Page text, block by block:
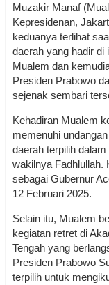
Muzakir Manaf
Kepresidenan,
keduanya terlihat
daerah yang hadir di
Mualem dan
Presiden Prabowo
sejenak sembari
Kehadiran Mualem
memenuhi
daerah terpilih
wakilnya Fadhlullah.
sebagai Gubernur
12 Februari 2025.
Selain itu, Mualem
kegiatan retret di
Tengah yang
Presiden Prabowo
terpilih untuk